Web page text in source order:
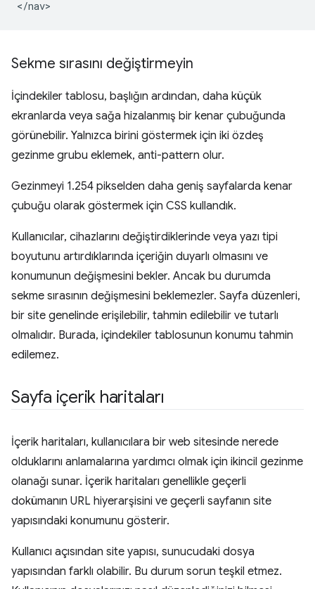
Sekme sırasını değiştirmeyin
İçindekiler tablosu, başlığın ardından, daha küçük
ekranlarda veya sağa hizalanmış bir kenar çubuğunda
görünebilir. Yalnızca birini göstermek için iki özdeş
gezinme grubu eklemek, anti-pattern olur.
Gezinmeyi 1.254 pikselden daha geniş sayfalarda kenar
çubuğu olarak göstermek için CSS kullandık.
Kullanıcılar, cihazlarını değiştirdiklerinde veya yazı tipi
boyutunu artırdıklarında içeriğin duyarlı olmasını ve
konumunun değişmesini bekler. Ancak bu durumda
sekme sırasının değişmesini beklemezler. Sayfa düzenleri,
bir site genelinde erişilebilir, tahmin edilebilir ve tutarlı
olmalıdır. Burada, içindekiler tablosunun konumu tahmin
edilemez.
Sayfa içerik haritaları
İçerik haritaları, kullanıcılara bir web sitesinde nerede
olduklarını anlamalarına yardımcı olmak için ikincil gezinme
olanağı sunar. İçerik haritaları genellikle geçerli
dokümanın URL hiyerarşisini ve geçerli sayfanın site
yapısındaki konumunu gösterir.
Kullanıcı açısından site yapısı, sunucudaki dosya
yapısından farklı olabilir. Bu durum sorun teşkil etmez.